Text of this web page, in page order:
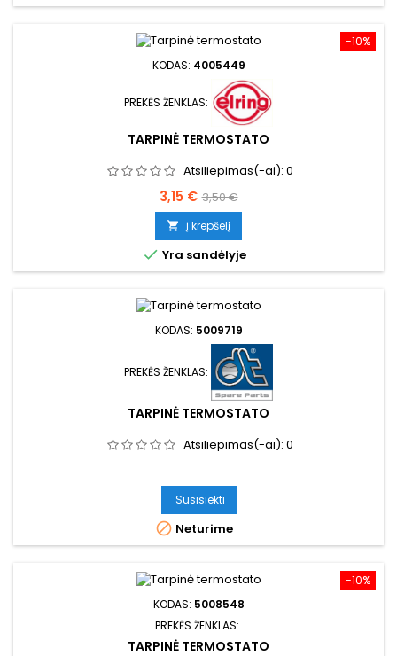
−10%
KODAS: 4005449
PREKĖS ŽENKLAS:
TARPINĖ TERMOSTATO
Atsiliepimas(-ai): 0
Kaina
3,15 € Bazinė
kaina
3,50 €
 Į krepšelį
 Yra sandėlyje
KODAS: 5009719
PREKĖS ŽENKLAS:
TARPINĖ TERMOSTATO
Atsiliepimas(-ai): 0
Susisiekti
 Neturime
−10%
KODAS: 5008548
PREKĖS ŽENKLAS:
TARPINĖ TERMOSTATO